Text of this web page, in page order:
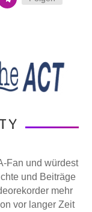
Fan und würdest
und Beiträge
mehr
vor langer Zeit